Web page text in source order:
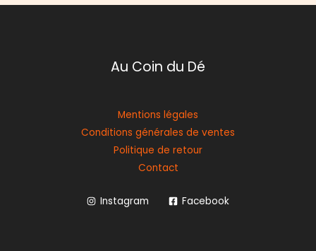
Au Coin du Dé
Mentions légales
Conditions générales de ventes
Politique de retour
Contact
Instagram Facebook